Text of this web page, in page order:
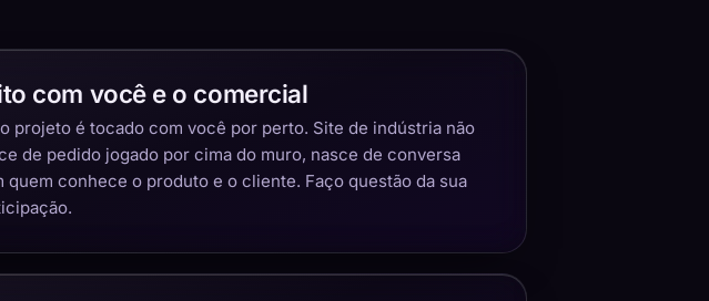
com você e o comercial
projeto é tocado com você por perto. Site de indústria não
de pedido jogado por cima do muro, nasce de conversa
quem conhece o produto e o cliente. Faço questão da sua